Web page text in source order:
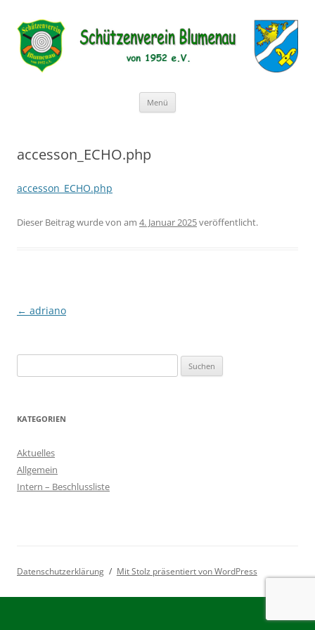
Schützenverein Blumenau von
1952 e.V.
Menü
accesson_ECHO.php
accesson_ECHO.php
Dieser Beitrag wurdevon am 4. Januar 2025veröffentlicht.
Beitragsnavigation
← adriano
nach:
KATEGORIEN
Aktuelles
Allgemein
Intern – Beschlussliste
Datenschutzerklärung Mit Stolz präsentiert von WordPress